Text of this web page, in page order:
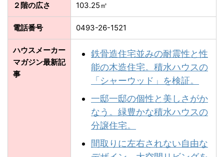
２階の広さ 103.25㎡
電話番号 0493-26-1521
ハウスメーカー
マガジン最新記
事
鉄骨造住宅並みの耐震性と性
能の木造住宅。積水ハウスの
「シャーウッド」を検証。
一邸一邸の個性と美しさがか
なう。緑豊かな積⽔ハウスの
分譲住宅。
間取りに左右されない自由な